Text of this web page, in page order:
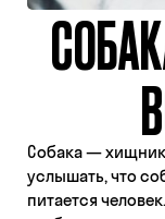
Собака —
услышать, что
питается